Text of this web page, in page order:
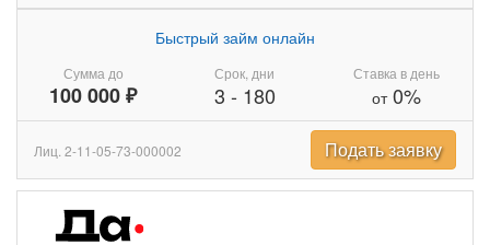
Сумма до
100 000 ₽
Быстрый займ онлайн
Срок, дни
3 - 180
Ставка в день
от0%
Лиц. 2-11-05-73-000002 Подать заявку